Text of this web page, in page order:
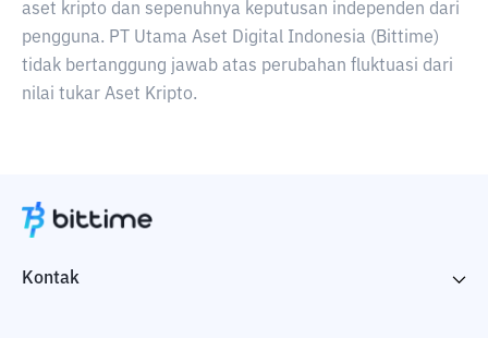
aset kripto dan sepenuhnya keputusan independen dari
pengguna. PT Utama Aset Digital Indonesia (Bittime)
tidak bertanggung jawab atas perubahan fluktuasi dari
nilai tukar Aset Kripto.
Kontak